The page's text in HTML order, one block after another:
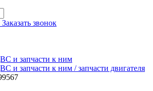
Заказать звонок
и запчасти к ним
и запчасти к ним / запчасти двигателя